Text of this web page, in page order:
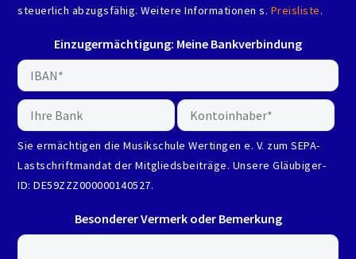
steuerlich abzugsfähig. Weitere Informationen s. Preisliste.
Einzugermächtigung: Meine Bankverbindung
Sie ermächtigen die Musikschule Wertingen e. V. zum SEPA-
Lastschriftmandat der Mitgliedsbeiträge. Unsere Gläubiger-
ID: DE59ZZZ000000140527.
Besonderer Vermerk oder Bemerkung